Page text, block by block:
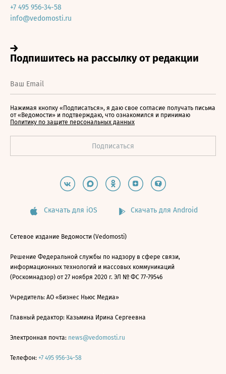
+7 495 956-34-58
info@vedomosti.ru
Нажимая кнопку «Подписаться», я даю свое согласие получать письма
от «Ведомости» и подтверждаю, что ознакомился и принимаю
Политику по защите персональных данных
Скачать для iOS Скачать для Android
Сетевое издание Ведомости (Vedomosti)
Решение Федеральной службы по надзору в сфере связи,
информационных технологий и массовых коммуникаций
(Роскомнадзор) от 27 ноября 2020 г. ЭЛ № ФС 77-79546
Учредитель: АО «Бизнес Ньюс Медиа»
Главный редактор: Казьмина Ирина Сергеевна
Электронная почта: news@vedomosti.ru
Телефон: +7 495 956-34-58